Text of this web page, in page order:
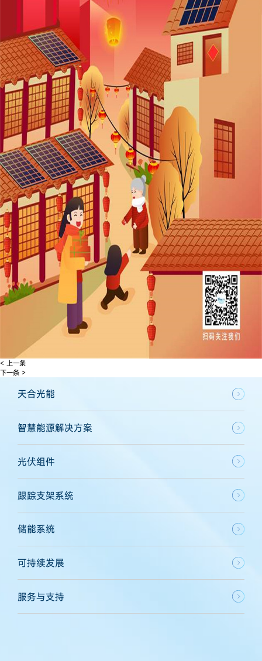
< 上一条
下一条 >
天合光能
智慧能源解决方案
光伏组件
跟踪支架系统
储能系统
可持续发展
服务与支持